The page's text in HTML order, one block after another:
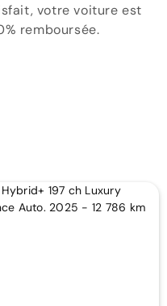
votre voiture est
remboursée.